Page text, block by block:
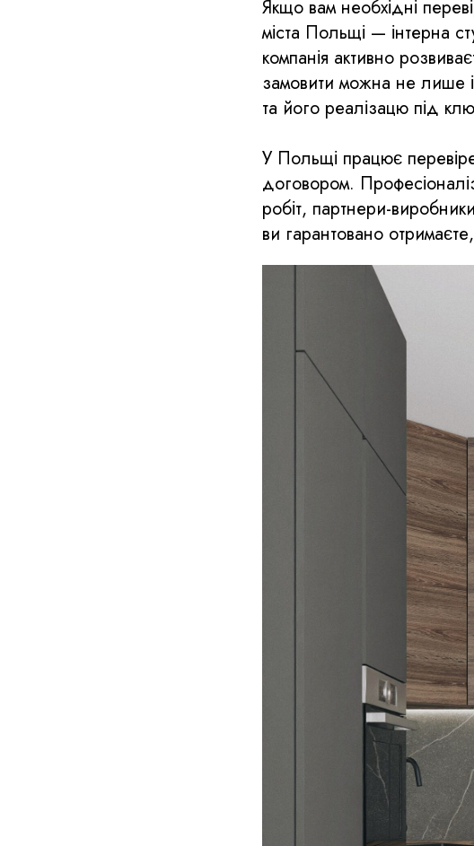
Якщо вам необхідні
міста Польщі — інтерна
компанія активно
замовити можна не лише
та його реалізацю під
У Польщі працює
договором.
робіт, партнери-
ви гарантовано